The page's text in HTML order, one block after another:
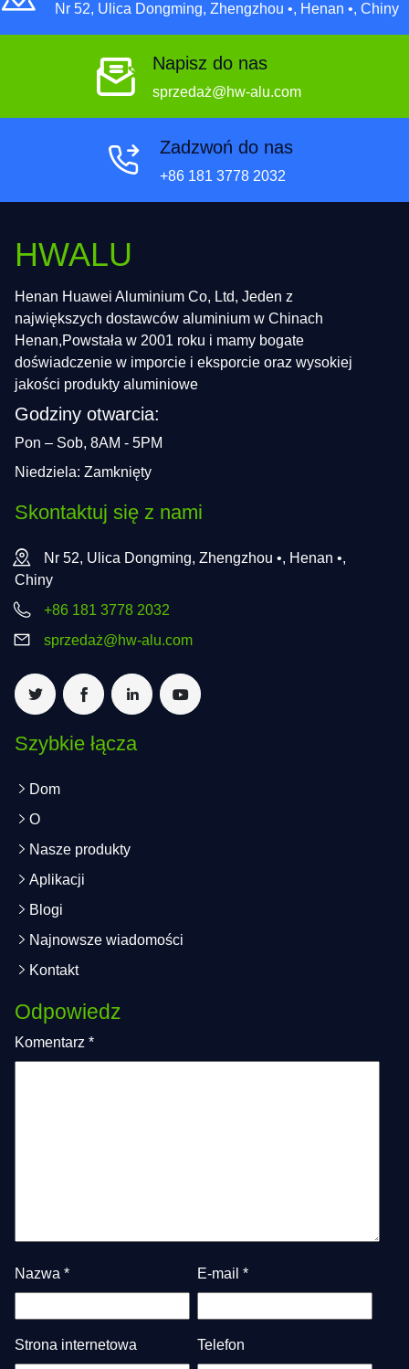
Nr 52, Ulica Dongming, Zhengzhou •, Henan •, Chiny
Napisz do nas
sprzedaż@hw-alu.com
Zadzwoń do nas
+86 181 3778 2032
HWALU
Henan Huawei Aluminium Co, Ltd, Jeden z
największych dostawców aluminium w Chinach
Henan,Powstała w 2001 roku i mamy bogate
doświadczenie w imporcie i eksporcie oraz wysokiej
jakości produkty aluminiowe
Godziny otwarcia:
Pon – Sob, 8AM - 5PM
Niedziela: Zamknięty
Skontaktuj się z nami
Nr 52, Ulica Dongming, Zhengzhou •, Henan •,
Chiny
+86 181 3778 2032
sprzedaż@hw-alu.com
Szybkie łącza
Dom
O
Nasze produkty
Aplikacji
Blogi
Najnowsze wiadomości
Kontakt
Odpowiedz
Komentarz *
Nazwa * E-mail *
Strona internetowa Telefon